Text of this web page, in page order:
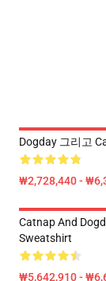
Dogday 그리고
₩2,728,440 -
Catnap And
Sweatshirt
₩5,642,910 -